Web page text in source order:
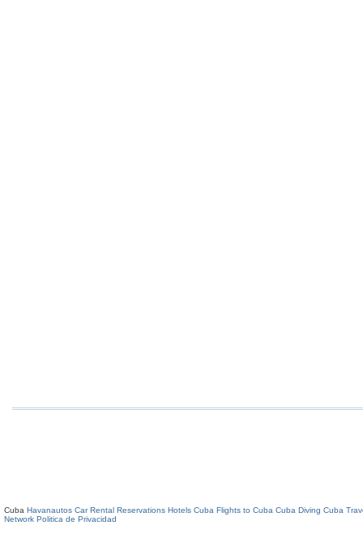
Cuba Havanautos Car Rental Reservations Hotels Cuba Flights to Cuba Cuba Diving Cuba
Network Politica de Privacidad